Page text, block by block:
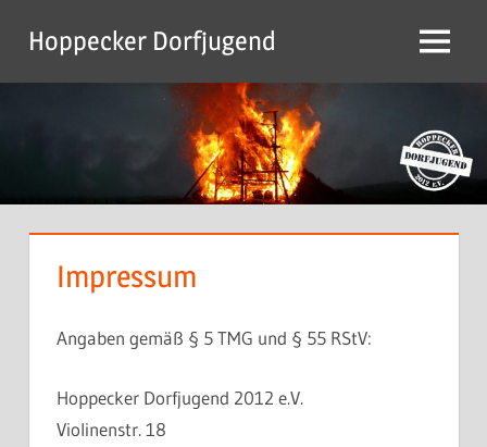
Inhalt
springen
Hoppecker Dorfjugend Menu
Impressum
Angaben gemäß § 5 TMG und § 55 RStV:
Hoppecker Dorfjugend 2012 e.V.
Violinenstr. 18